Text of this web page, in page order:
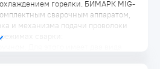
горелки. БИМАРК MIG-
сварочным аппаратом,
и механизма подачи проволоки
сварки: